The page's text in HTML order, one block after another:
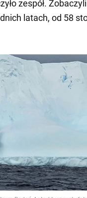
zespół.
latach, od 58